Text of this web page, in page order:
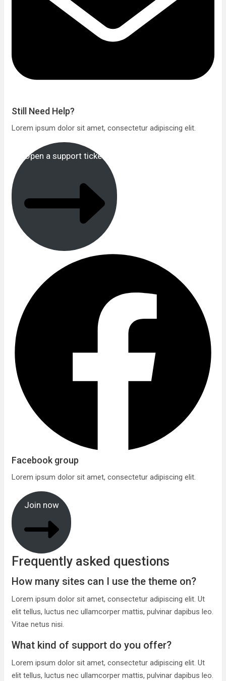
Still Need Help?
Lorem ipsum dolor sit amet, consectetur adipiscing elit.
Open a support ticket
Facebook group
Lorem ipsum dolor sit amet, consectetur adipiscing elit.
Join now
Frequently asked questions
How many sites can I use the theme on?
Lorem ipsum dolor sit amet, consectetur adipiscing elit. Ut
elit tellus, luctus nec ullamcorper mattis, pulvinar dapibus leo.
Vitae netus nisi.
What kind of support do you offer?
Lorem ipsum dolor sit amet, consectetur adipiscing elit. Ut
elit tellus, luctus nec ullamcorper mattis, pulvinar dapibus leo.